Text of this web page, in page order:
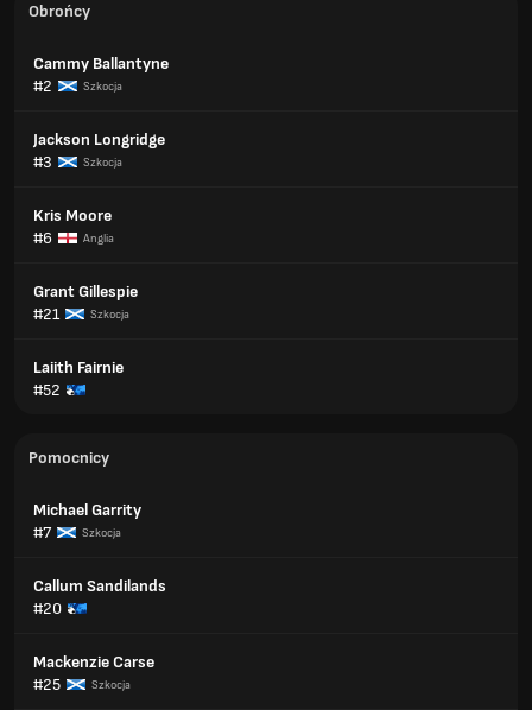
Obrońcy
Cammy Ballantyne
#2
Szkocja
Jackson Longridge
#3
Szkocja
Kris Moore
#6
Anglia
Grant Gillespie
#21
Szkocja
Laiith Fairnie
#52
Pomocnicy
Michael Garrity
#7
Szkocja
Callum Sandilands
#20
Mackenzie Carse
#25
Szkocja